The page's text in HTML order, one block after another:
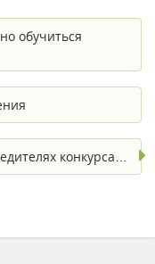
обучиться
конкурса…